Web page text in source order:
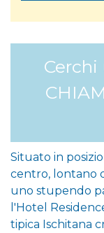
Cerchi
Situato in
centro, lontano
uno stupendo
l'Hotel
tipica Ischitana